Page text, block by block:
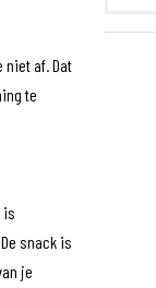
niet af. Dat
te
is
snack is
je